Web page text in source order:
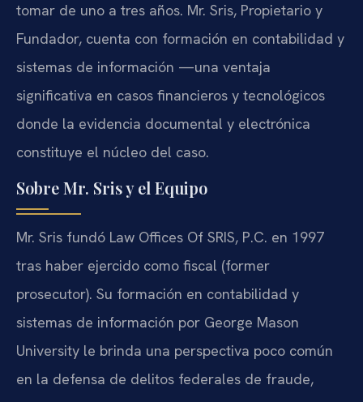
tomar de uno a tres años. Mr. Sris, Propietario y
Fundador, cuenta con formación en contabilidad y
sistemas de información —una ventaja
significativa en casos financieros y tecnológicos
donde la evidencia documental y electrónica
constituye el núcleo del caso.
Sobre Mr. Sris y el Equipo
Mr. Sris fundó Law Offices Of SRIS, P.C. en 1997
tras haber ejercido como fiscal (former
prosecutor). Su formación en contabilidad y
sistemas de información por George Mason
University le brinda una perspectiva poco común
en la defensa de delitos federales de fraude,